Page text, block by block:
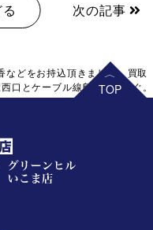
次の記事
などをお持込頂きました。買取
口とケーブル線鳥居前駅すぐ。